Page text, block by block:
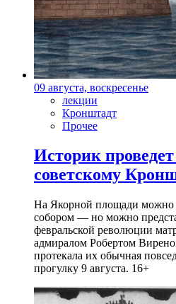
09 августа, воскресенье
лекции
Кронштадт
Прочее
Историк
советскому
На Якорной площади можно
собором — но можно
февральской революции
адмиралом Робертом
протекала их обычная
прогулку 9 августа. 16+